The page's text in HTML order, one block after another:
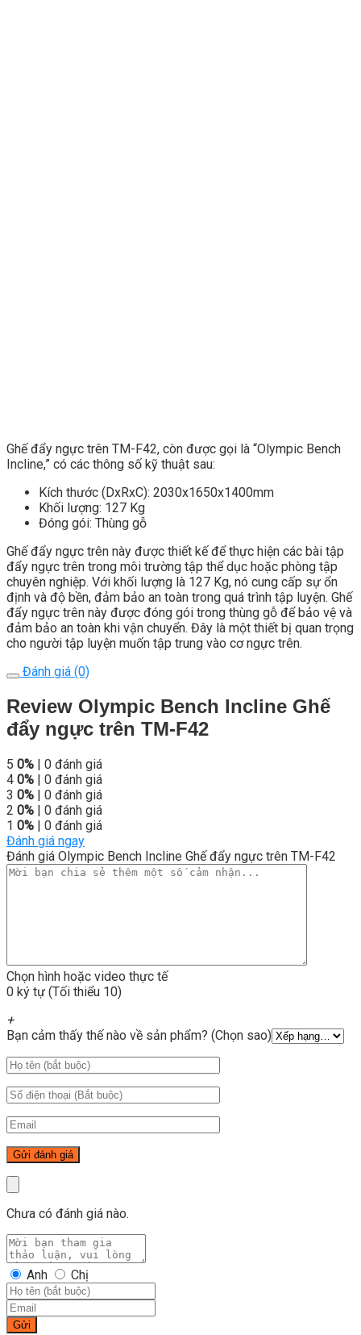
Ghế đẩy ngực trên TM-F42, còn được gọi là “Olympic Bench
Incline,” có các thông số kỹ thuật sau:
Kích thước (DxRxC): 2030x1650x1400mm
Khối lượng: 127 Kg
Đóng gói: Thùng gỗ
Ghế đẩy ngực trên này được thiết kế để thực hiện các bài tập
đẩy ngực trên trong môi trường tập thể dục hoặc phòng tập
chuyên nghiệp. Với khối lượng là 127 Kg, nó cung cấp sự ổn
định và độ bền, đảm bảo an toàn trong quá trình tập luyện. Ghế
đẩy ngực trên này được đóng gói trong thùng gỗ để bảo vệ và
đảm bảo an toàn khi vận chuyển. Đây là một thiết bị quan trọng
cho người tập luyện muốn tập trung vào cơ ngực trên.
Đánh giá (0)
Review Olympic Bench Incline Ghế
đẩy ngực trên TM-F42
5 0% | 0 đánh giá
4 0% | 0 đánh giá
3 0% | 0 đánh giá
2 0% | 0 đánh giá
1 0% | 0 đánh giá
Đánh giá ngay
Đánh giá Olympic Bench Incline Ghế đẩy ngực trên TM-F42
Chọn hình hoặc video thực tế
0 ký tự (Tối thiểu 10)
+
Bạn cảm thấy thế nào về sản phẩm? (Chọn sao)
Chưa có đánh giá nào.
Anh Chị
Gửi